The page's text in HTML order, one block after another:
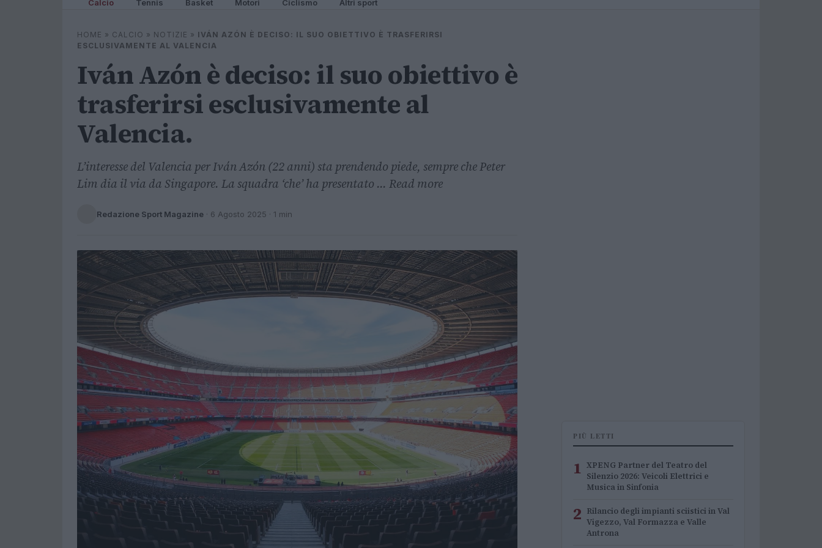
Calcio Tennis Basket Motori Ciclismo Altri sport
HOME » CALCIO » NOTIZIE » IVÁN AZÓN È DECISO: IL SUO OBIETTIVO È TRASFERIRSI
ESCLUSIVAMENTE AL VALENCIA
Iván Azón è deciso: il suo obiettivo è
trasferirsi esclusivamente al
Valencia.
L’interesse del Valencia per Iván Azón (22 anni) sta prendendo piede, sempre che Peter
Lim dia il via da Singapore. La squadra ‘che’ ha presentato ... Read more
Redazione Sport Magazine · 6 Agosto 2025 · 1 min
PIÙ LETTI
1 XPENG Partner del Teatro del
Silenzio 2026: Veicoli Elettrici e
Musica in Sinfonia
2 Rilancio degli impianti sciistici in Val
Vigezzo, Val Formazza e Valle
Antrona